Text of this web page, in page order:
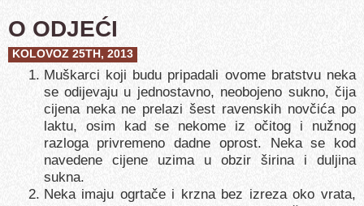
O ODJEĆI
KOLOVOZ 25TH, 2013
Muškarci koji budu pripadali ovome bratstvu neka
se odijevaju u jednostavno, neobojeno sukno, čija
cijena neka ne prelazi šest ravenskih novčića po
laktu, osim kad se nekome iz očitog i nužnog
razloga privremeno dadne oprost. Neka se kod
navedene cijene uzima u obzir širina i duljina
sukna.
Neka imaju ogrtače i krzna bez izreza oko vrata,